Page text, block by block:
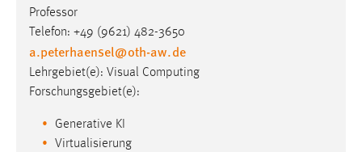
Professor
Telefon: +49 (9621) 482-3650
a.peterhaensel@oth-aw.de
Lehrgebiet(e): Visual Computing
Forschungsgebiet(e):
Generative KI
Virtualisierung